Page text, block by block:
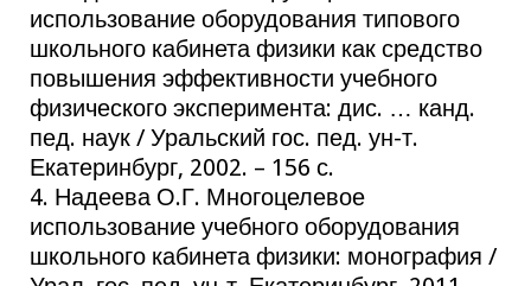
использование оборудования типового
школьного кабинета физики как средство
повышения эффективности учебного
физического эксперимента: дис. … канд.
пед. наук / Уральский гос. пед. ун-т.
Екатеринбург, 2002. – 156 с.
4. Надеева О.Г. Многоцелевое
использование учебного оборудования
школьного кабинета физики: монография /